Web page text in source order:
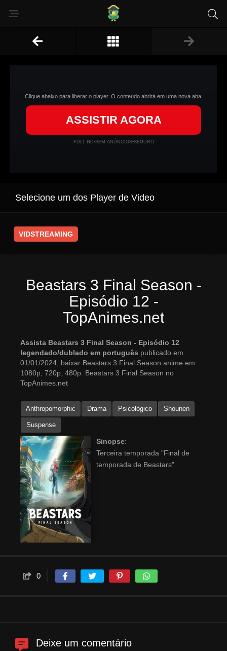
Clique abaixo para liberar o player. O conteúdo abrirá em uma nova aba.
ASSISTIR AGORA
FULL HD•SEM ANÚNCIOS•SEGURO
Selecione um dos Player de Video
VIDSTREAMING
Beastars 3 Final Season -
Episódio 12 -
TopAnimes.net
Assista Beastars 3 Final Season - Episódio 12
legendado/dublado em português publicado em
01/01/2024, baixar Beastars 3 Final Season anime em
1080p, 720p, 480p. Beastars 3 Final Season no
TopAnimes.net
Anthropomorphic Drama Psicológico Shounen
Suspense
Sinopse:
Terceira temporada "Final de
temporada de Beastars"
0
Deixe um comentário